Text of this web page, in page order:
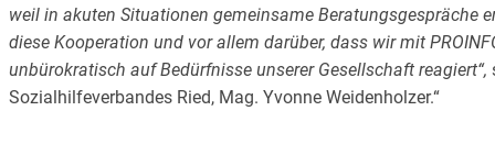
weil in akuten Situationen gemeinsame Beratungsgespräche
diese Kooperation und vor allem darüber, dass wir mit
unbürokratisch auf Bedürfnisse unserer Gesellschaft reagiert“,
Sozialhilfeverbandes Ried, Mag. Yvonne Weidenholzer.“